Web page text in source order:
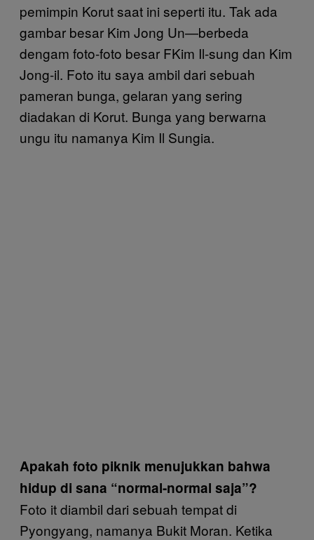
pemimpin Korut saat ini seperti itu. Tak ada
gambar besar Kim Jong Un—berbeda
dengam foto-foto besar FKim Il-sung dan Kim
Jong-il. Foto itu saya ambil dari sebuah
pameran bunga, gelaran yang sering
diadakan di Korut. Bunga yang berwarna
ungu itu namanya Kim Il Sungia.
Apakah foto piknik menujukkan bahwa
hidup di sana “normal-normal saja”?
Foto it diambil dari sebuah tempat di
Pyongyang, namanya Bukit Moran. Ketika